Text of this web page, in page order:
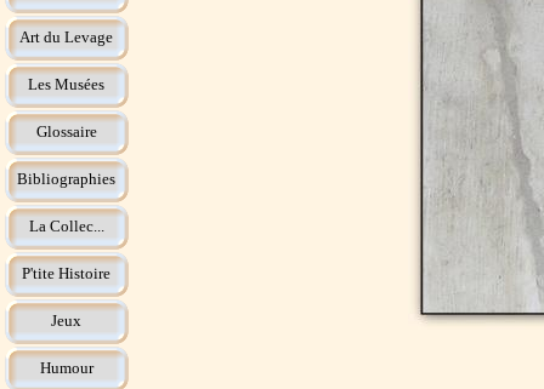
Art du Levage
Les Musées
Glossaire
Bibliographies
La Collec...
P'tite Histoire
Jeux
Humour